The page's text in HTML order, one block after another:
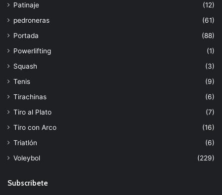
Patinaje
(12)
pedroneras
(61)
Portada
(88)
Powerlifting
(1)
Squash
(3)
Tenis
(9)
Tirachinas
(6)
Tiro al Plato
(7)
Tiro con Arco
(16)
Triatlón
(6)
Voleybol
(229)
Subscribete